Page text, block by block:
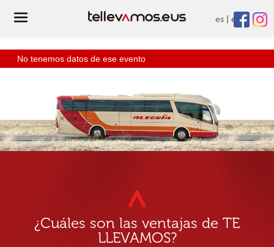
es eu
No tenemos datos de ese evento
¿Cuáles son las ventajas de TE
LLEVAMOS?